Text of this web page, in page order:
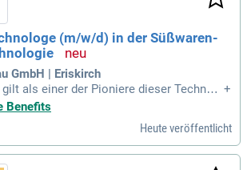
ist flexibel und ermöglicht wertvolle Ei
Arbeitsbereiche. Unter der Anleitun
und Kollegen sammeln Praktikante
und arbeiten aktiv an verantwortun
Entdecke jetzt spannende Perspektiven
bei Zentis!
(m/w/d) in der Süßwaren-
GmbH | Eriskirch
als einer der Pioniere dieser Technolo
in den Bereichen Lebensmittel-/Sü
+
Benefits
Heute veröffentlicht